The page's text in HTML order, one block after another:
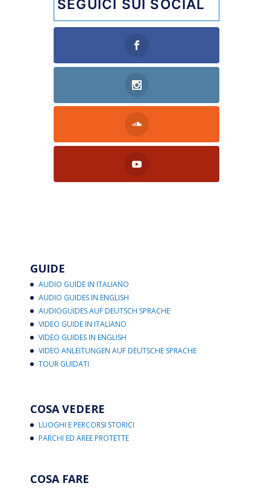
SEGUICI SUI SOCIAL
GUIDE
AUDIO GUIDE IN ITALIANO
AUDIO GUIDES IN ENGLISH
AUDIOGUIDES AUF DEUTSCH SPRACHE
VIDEO GUIDE IN ITALIANO
VIDEO GUIDES IN ENGLISH
VIDEO ANLEITUNGEN AUF DEUTSCHE SPRACHE
TOUR GUIDATI
COSA VEDERE
LUOGHI E PERCORSI STORICI
PARCHI ED AREE PROTETTE
COSA FARE